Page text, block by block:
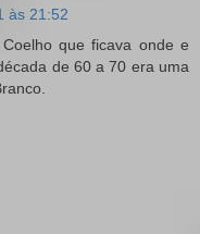
às 21:52
que ficava onde e
de 60 a 70 era uma